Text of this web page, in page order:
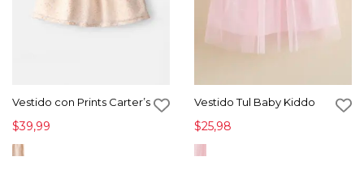
Vestido con Prints Carter’s
$39,99
Vestido Tul Baby Kiddo
$25,98